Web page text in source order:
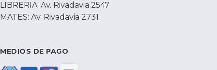
LIBRERIA: Av. Rivadavia 2547
MATES: Av. Rivadavia 2731
MEDIOS DE PAGO